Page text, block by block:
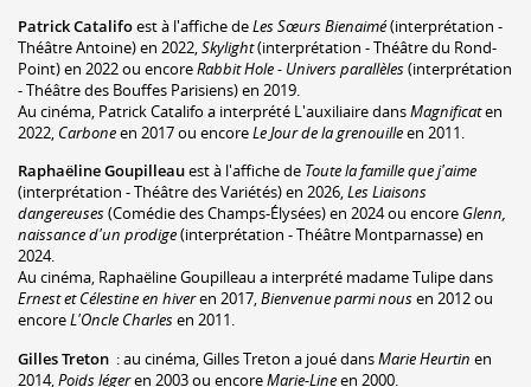
Patrick Catalifoest à l'affiche deLes Sœurs Bienaimé(interprétation -
Théâtre Antoine) en 2022,Skylight(interprétation - Théâtre du Rond-
Point) en 2022 ou encoreRabbit Hole - Univers parallèles(interprétation
- Théâtre des Bouffes Parisiens) en 2019.
Au cinéma, Patrick Catalifo a interprété L'auxiliaire dansMagnificaten
2022, Carboneen 2017 ou encoreLe Jour de la grenouilleen 2011.
Raphaëline Goupilleauest à l'affiche de Toute la famille que j'aime
(interprétation - Théâtre des Variétés) en 2026,Les Liaisons
dangereuses(Comédie des Champs-Élysées) en 2024 ou encore Glenn,
naissance d'un prodige(interprétation - Théâtre Montparnasse) en
2024.
Au cinéma, Raphaëline Goupilleau a interprété madame Tulipe dans
Ernest et Célestine en hiveren 2017,Bienvenue parmi nousen 2012 ou
encoreL'Oncle Charlesen 2011.
Gilles Treton : au cinéma, Gilles Treton a joué dansMarie Heurtin en
2014,Poids légeren 2003 ou encoreMarie-Lineen 2000.